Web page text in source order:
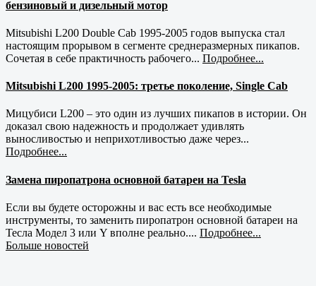
бензиновый и дизельный мотор
Mitsubishi L200 Double Cab 1995-2005 годов выпуска стал
настоящим прорывом в сегменте среднеразмерных пикапов.
Сочетая в себе практичность рабочего... Подробнее...
Mitsubishi L200 1995-2005: третье поколение, Single Cab
Мицубиси L200 – это один из лучших пикапов в истории. Он
доказал свою надежность и продолжает удивлять
выносливостью и неприхотливостью даже через...
Подробнее...
Замена пиропатрона основной батареи на Tesla
Если вы будете осторожны и вас есть все необходимые
инструменты, то заменить пиропатрон основной батареи на
Тесла Модел 3 или Y вполне реально.... Подробнее...
Больше новостей